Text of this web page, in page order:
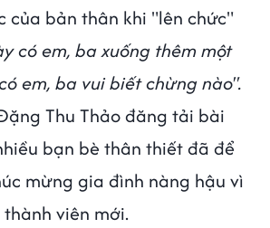
của bản thân khi "lên chức"
có em, ba xuống thêm một
em, ba vui biết chừng nào".
Thu Thảo đăng tải bài
bạn bè thân thiết đã để
mừng gia đình nàng hậu vì
viên mới.